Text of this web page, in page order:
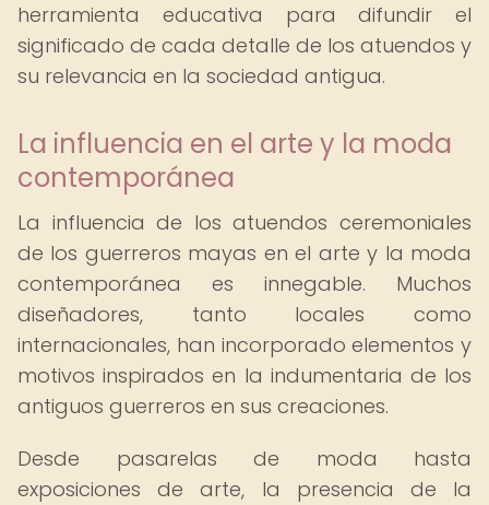
herramienta educativa para difundir el
significado de cada detalle de los atuendos y
su relevancia en la sociedad antigua.
La influencia en el arte y la moda
contemporánea
La influencia de los atuendos ceremoniales
de los guerreros mayas en el arte y la moda
contemporánea es innegable. Muchos
diseñadores, tanto locales como
internacionales, han incorporado elementos y
motivos inspirados en la indumentaria de los
antiguos guerreros en sus creaciones.
Desde pasarelas de moda hasta
exposiciones de arte, la presencia de la